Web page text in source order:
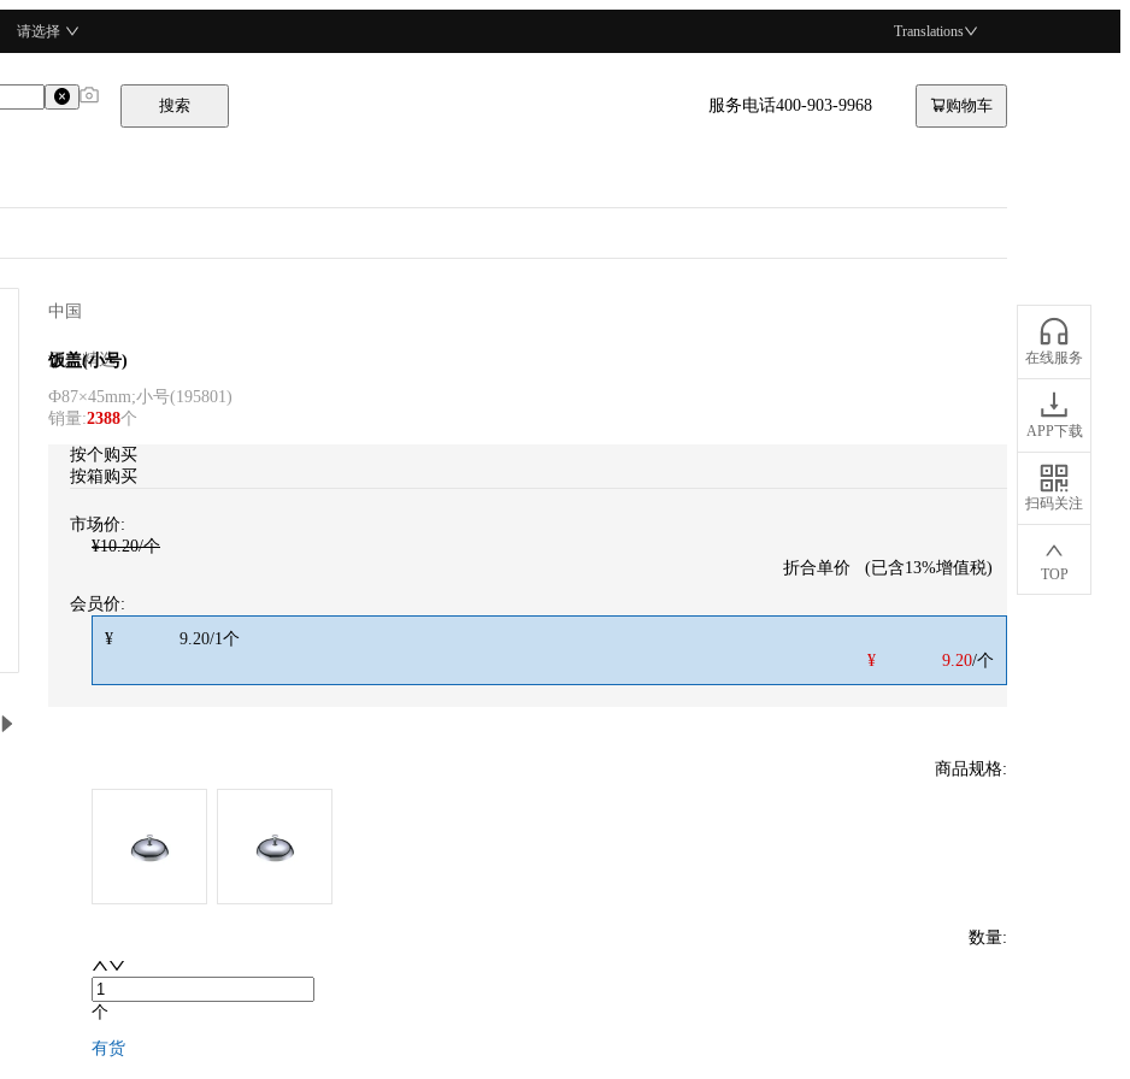
请选择 Translations
搜索 服务电话400-903-9968 购物车
在线服务
APP下载
扫码关注
TOP
中国
酒总精选
饭盖(小号)
Ф87×45mm;小号(195801)
销量:2388个
按个购买
按箱购买
市场价:
¥10.20/个
折合单价
(已含13%增值税)
会员价:
¥
9.20/1个
¥
9.20/个
商品规格:
数量:
个
有货